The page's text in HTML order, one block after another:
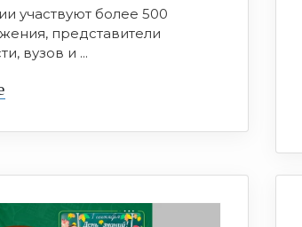
участвуют более 500
представители
вузов и ...